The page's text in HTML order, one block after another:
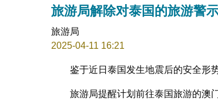
旅游局解除对泰国的旅游警
旅游局
2025-04-11 16:21
鉴于近日泰国发生地震后的安全形
旅游局提醒计划前往泰国旅游的澳